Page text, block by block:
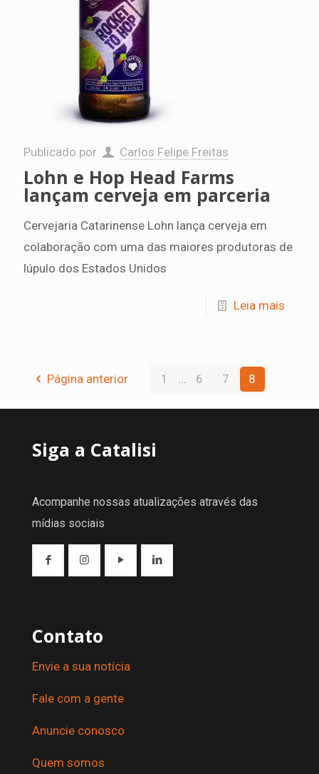
Publicado por Carlos Felipe Freitas
Lohn e Hop Head Farms
lançam cerveja em parceria
Cervejaria Catarinense Lohn lança cerveja em
colaboração com uma das maiores produtoras de
lúpulo dos Estados Unidos
Leia mais
Página anterior 1 ... 6 7 8
Siga a Catalisi
Acompanhe nossas atualizações através das
mídias sociais
Contato
Envie a sua notícia
Fale com a gente
Anuncie conosco
Quem somos